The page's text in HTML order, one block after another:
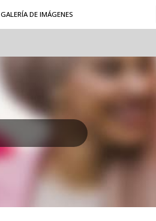
GALERÍA DE IMÁGENES